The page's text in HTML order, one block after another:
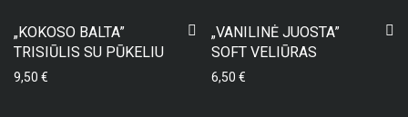
„KOKOSO BALTA”
TRISIŪLIS SU PŪKELIU
9,50 €
„VANILINĖ JUOSTA”
SOFT VELIŪRAS
6,50 €